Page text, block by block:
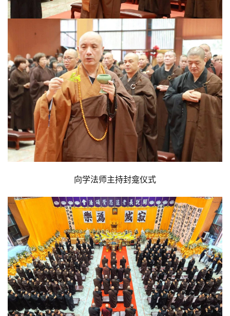
向学法师主持封龛仪式